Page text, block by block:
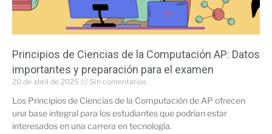
Principios de Ciencias de la Computación AP: Datos
importantes y preparación para el examen
20 de abril de 2025 Sin comentarios
Los Principios de Ciencias de la Computación de AP ofrecen
una base integral para los estudiantes que podrían estar
interesados en una carrera en tecnología.